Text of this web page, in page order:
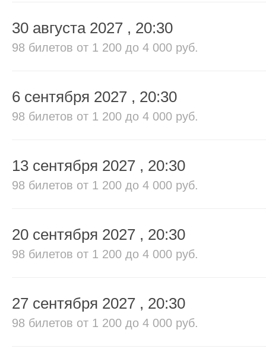
30 августа 2027 , 20:30
98 билетов от 1 200 до 4 000 руб.
6 сентября 2027 , 20:30
98 билетов от 1 200 до 4 000 руб.
13 сентября 2027 , 20:30
98 билетов от 1 200 до 4 000 руб.
20 сентября 2027 , 20:30
98 билетов от 1 200 до 4 000 руб.
27 сентября 2027 , 20:30
98 билетов от 1 200 до 4 000 руб.